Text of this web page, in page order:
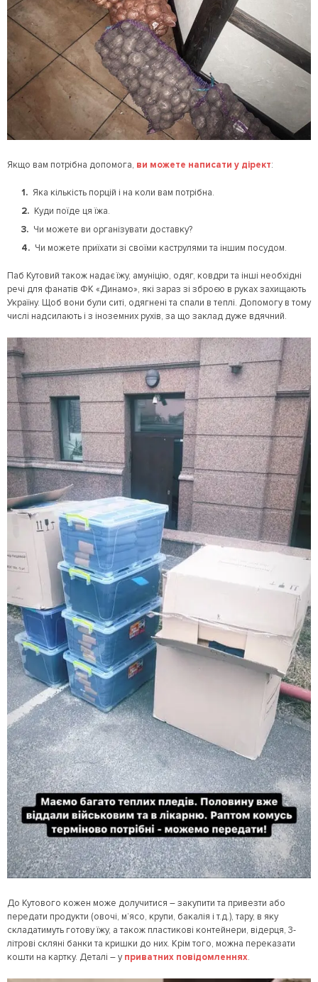
Якщо вам потрібна допомога, ви можете написати у дірект:
Яка кількість порцій і на коли вам потрібна.
Куди поїде ця їжа.
Чи можете ви організувати доставку?
Чи можете приїхати зі своїми каструлями та іншим посудом.
Паб Кутовий також надає їжу, амуніцію, одяг, ковдри та інші необхідні
речі для фанатів ФК «Динамо», які зараз зі зброєю в руках захищають
Україну. Щоб вони були ситі, одягнені та спали в теплі. Допомогу в тому
числі надсилають і з іноземних рухів, за що заклад дуже вдячний.
До Кутового кожен може долучитися – закупити та привезти або
передати продукти (овочі, м’ясо, крупи, бакалія і т.д.), тару, в яку
складатимуть готову їжу, а також пластикові контейнери, відерця, 3-
літрові скляні банки та кришки до них. Крім того, можна переказати
кошти на картку. Деталі – уприватних повідомленнях.